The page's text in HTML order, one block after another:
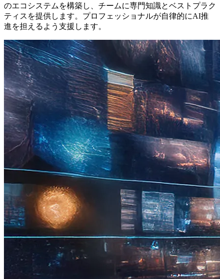
のエコシステムを構築し、チームに専門知識とベストプラク
ティスを提供します。プロフェッショナルが自律的にAI推
進を担えるよう支援します。